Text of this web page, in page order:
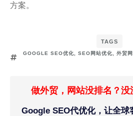
方案。
TAGS
GOOGLE SEO优化 SEO网站优化 外贸
做外贸，网站没排名？没
Google SEO代优化，让全球